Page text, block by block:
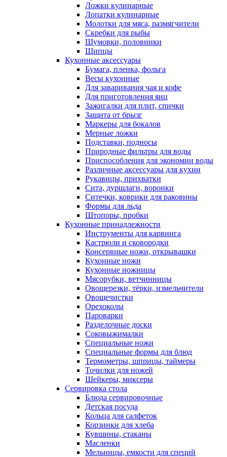
Ложки кулинарные
Лопатки кулинарные
Молотки для мяса, размягчители
Скребки для рыбы
Шумовки, половники
Щипцы
Кухонные аксессуары
Бумага, пленка, фольга
Весы кухонные
Для заваривания чая и кофе
Для приготовления яиц
Зажигалки для плит, спички
Защита от брызг
Маркеры для бокалов
Мерные ложки
Подставки, подносы
Природные фильтры для воды
Приспособления для экономии воды
Различные аксессуары для кухни
Рукавицы, прихватки
Сита, дуршлаги, воронки
Ситечки, коврики для раковины
Формы для льда
Штопоры, пробки
Кухонные принадлежности
Инструменты для карвинга
Кастрюли и сковородки
Консервные ножи, открывашки
Кухонные ножи
Кухонные ножницы
Мясорубки, ветчинницы
Овощерезки, тёрки, измельчители
Овощечистки
Орехоколы
Пароварки
Разделочные доски
Соковыжималки
Специальные ножи
Специальные формы для блюд
Термометры, шприцы, таймеры
Точилки для ножей
Шейкеры, миксеры
Сервировка стола
Блюда сервировочные
Детская посуда
Кольца для салфеток
Корзинки для хлеба
Кувшины, стаканы
Масленки
Мельницы, емкости для специй